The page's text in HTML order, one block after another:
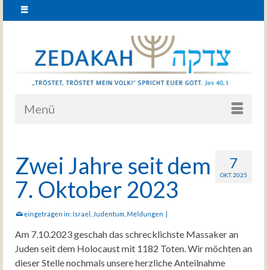
Menü
7
OKT. 2025
Zwei Jahre seit dem
7. Oktober 2023
eingetragen in: Israel Judentum Meldungen |
Am 7.10.2023 geschah das schrecklichste Massaker an
Juden seit dem Holocaust mit 1182 Toten. Wir möchten an
dieser Stelle nochmals unsere herzliche Anteilnahme